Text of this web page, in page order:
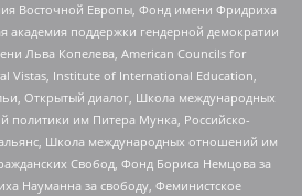
Восточной Европы, Фонд имени Фридриха
академия поддержки гендерной демократии
Льва Копелева, American Councils for
Vistas, Institute of International Education,
Открытый диалог, Школа международных
политики им Питера Мунка, Российско-
Школа международных отношений им
Свобод, Фонд Бориса Немцова за
Науманна за свободу, Феминистское